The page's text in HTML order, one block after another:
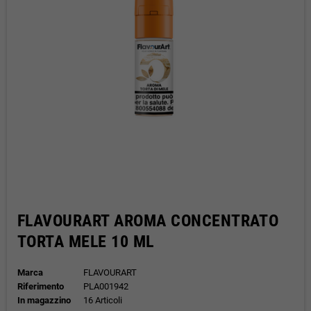
FLAVOURART AROMA CONCENTRATO
TORTA MELE 10 ML
Marca
FLAVOURART
Riferimento
PLA001942
In magazzino
16 Articoli